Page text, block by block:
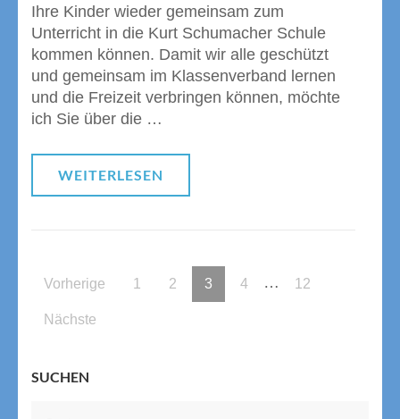
Ihre Kinder wieder gemeinsam zum
Unterricht in die Kurt Schumacher Schule
kommen können. Damit wir alle geschützt
und gemeinsam im Klassenverband lernen
und die Freizeit verbringen können, möchte
ich Sie über die …
WEITERLESEN
Seitennummerierung
der
Beiträge
Vorherige Seite
1 Seite
2 Seite
3 Seite
4 … Seite
12
Nächste
SUCHEN